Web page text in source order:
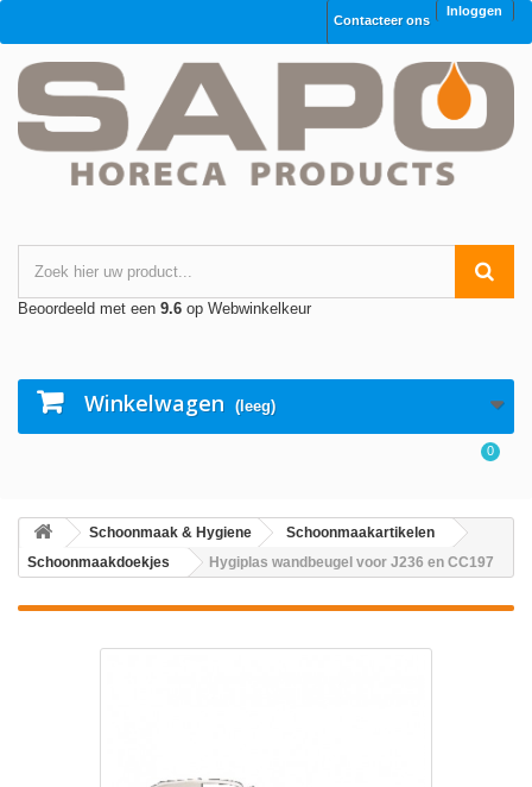
Inloggen
Contacteer ons
Beoordeeld met een 9.6 op Webwinkelkeur
Winkelwagen (leeg)
0
Schoonmaak & Hygiene
Schoonmaakartikelen
Schoonmaakdoekjes
Hygiplas wandbeugel voor J236 en CC197